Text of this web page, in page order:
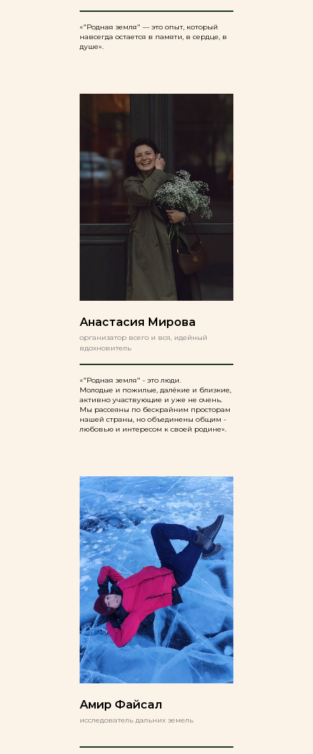
«"Родная земля" — это опыт, который
навсегда остается в памяти, в сердце, в
душе».
Анастасия Мирова
организатор всего и вся, идейный
вдохновитель
«"Родная земля" - это люди.
Молодые и пожилые, далёкие и близкие,
активно участвующие и уже не очень.
Мы рассеяны по бескрайним просторам
нашей страны, но объединены общим -
любовью и интересом к своей родине».
Амир Файсал
исследователь дальних земель